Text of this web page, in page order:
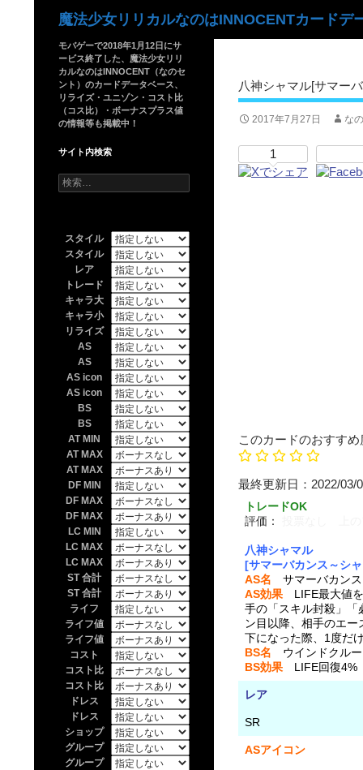
魔法少女リリカルなのはINNOCENTカードデ
八神シャマル[サマー
2017年7月27日 な
1
このカードのおすすめ
最終更新日
トレードOK
評価：
八神シャマル
[サマーバカンス～シ
AS名 サマーバカン
AS効果 LIFE最大値
手の「スキル封殺」「
ン目以降、相手のエ
下になった際、1度だ
BS名 ウインドクル
BS効果 LIFE回復4%
レア
SR
ASアイコン
モバゲーで2018年1月12日にサ
ービス終了した、魔法少女リリ
カルなのはINNOCENT（なのセ
ント）のカードデータベース、
リライズ・ユニゾン・コスト比
（コス比）・ボーナスプラス値
の情報等も掲載中！
サイト内検索
検
索:
スタイル
スタイル
レア
トレード
キャラ大
キャラ小
リライズ
AS
AS
AS icon
AS icon
BS
BS
AT MIN
AT MAX
AT MAX
DF MIN
DF MAX
DF MAX
LC MIN
LC MAX
LC MAX
ST 合計
ST 合計
ライフ
ライフ値
ライフ値
コスト
コスト比
コスト比
ドレス
ドレス
ショップ
グループ
グループ